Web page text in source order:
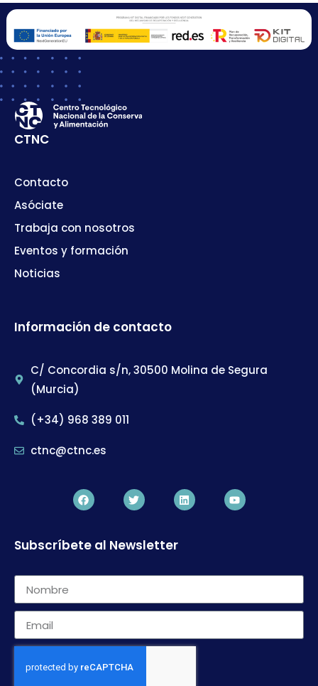
CTNC
Contacto
Asóciate
Trabaja con nosotros
Eventos y formación
Noticias
Información de contacto
C/ Concordia s/n, 30500 Molina de Segura
(Murcia)
(+34) 968 389 011
ctnc@ctnc.es
Subscríbete al Newsletter